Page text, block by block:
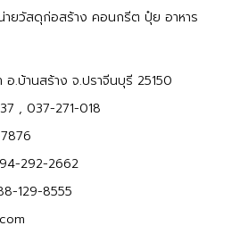
ายวัสดุก่อสร้าง คอนกรีต ปุ๋ย อาหาร
อ.บ้านสร้าง จ.ปราจีนบุรี 25150
, 037-271-018
292-2662
129-8555